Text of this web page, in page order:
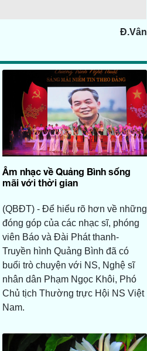
Đ.Vân
Âm nhạc về Quảng Bình sống
mãi với thời gian
(QBĐT) - Để hiểu rõ hơn về những
đóng góp của các nhạc sĩ, phóng
viên Báo và Đài Phát thanh-
Truyền hình Quảng Bình đã có
buổi trò chuyện với NS, Nghệ sĩ
nhân dân Phạm Ngọc Khôi, Phó
Chủ tịch Thường trực Hội NS Việt
Nam.